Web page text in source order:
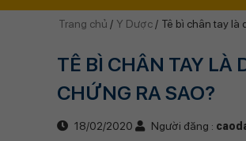
Trang chủ / Y Dược / Tê bì chân tay là
TÊ BÌ CHÂN TAY LÀ
CHỨNG RA SAO?
18/02/2020 Người đăng :